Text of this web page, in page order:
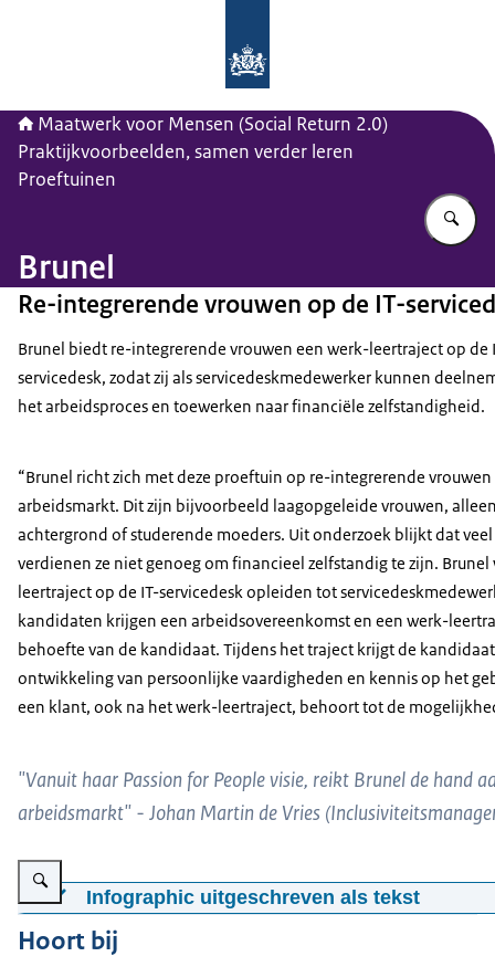
Maatwerk voor Mensen (Social Return 2.0)
Praktijkvoorbeelden, samen verder leren
Proeftuinen
Brunel
Re-integrerende vrouwen op de IT-
Brunel biedt re-integrerende vrouwen een werk-leertraject op de
servicedesk, zodat zij als servicedeskmedewerker kunnen
het arbeidsproces en toewerken naar financiële zelfstandigheid.
“Brunel richt zich met deze proeftuin op re-integrerende
arbeidsmarkt. Dit zijn bijvoorbeeld laagopgeleide vrouwen,
achtergrond of studerende moeders. Uit onderzoek blijkt dat
verdienen ze niet genoeg om financieel zelfstandig te zijn.
leertraject op de IT-servicedesk opleiden tot
kandidaten krijgen een arbeidsovereenkomst en een werk-
behoefte van de kandidaat. Tijdens het traject krijgt de
ontwikkeling van persoonlijke vaardigheden en kennis op het
een klant, ook na het werk-leertraject, behoort tot de
"Vanuit haar Passion for People visie, reikt Brunel de hand
arbeidsmarkt" - Johan Martin de Vries
Vergroot afbeelding Afbeelding met informatie over doelgroep, aantal
Infographic uitgeschreven als tekst
Doelgroep: vrouwen met grotere afstand tot de
een niet-westerse achtergond, alleenstaande of
Hoort bij